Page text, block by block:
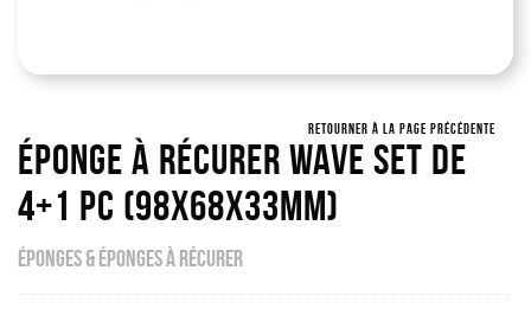
RETOURNER À LA PAGE PRÉCÉDENTE
Éponge À Récurer WAVE Set De
4+1 Pc (98x68x33mm)
ÉPONGES & ÉPONGES À RÉCURER